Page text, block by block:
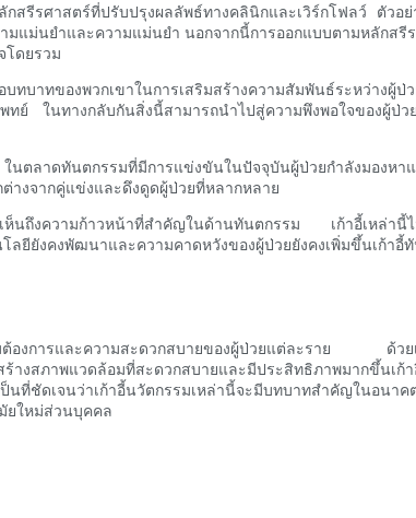
รีรศาสตร์ที่ปรับปรุงผลลัพธ์ทางคลินิกและเวิร์กโฟลว์ ตัวอ
ม่นยำและความแม่นยำ นอกจากนี้การออกแบบตามหลักสรี
โดยรวม
บาทของพวกเขาในการเสริมสร้างความสัมพันธ์ระหว่างผู้
ทย์ ในทางกลับกันสิ่งนี้สามารถนำไปสู่ความพึงพอใจของผู้
ตลาดทันตกรรมที่มีการแข่งขันในปัจจุบันผู้ป่วยกำลังมองหา
างจากคู่แข่งและดึงดูดผู้ป่วยที่หลากหลาย
ห็นถึงความก้าวหน้าที่สำคัญในด้านทันตกรรม เก้าอี้เหล่า
ยังคงพัฒนาและความคาดหวังของผู้ป่วยยังคงเพิ่มขึ้นเก้า
ต้องการและความสะดวกสบายของผู้ป่วยแต่ละราย ด้วย
งสภาพแวดล้อมที่สะดวกสบายและมีประสิทธิภาพมากขึ้นเ
ที่ชัดเจนว่าเก้าอี้นวัตกรรมเหล่านี้จะมีบทบาทสำคัญในอนา
ยใหม่ส่วนบุคคล